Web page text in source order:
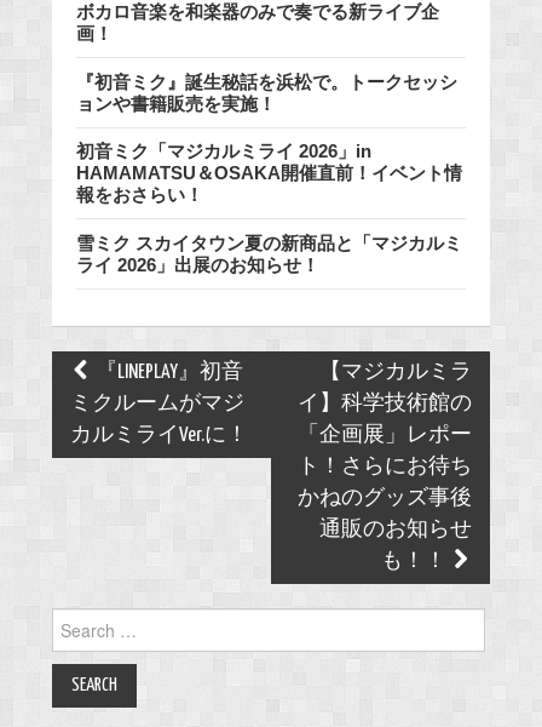
ボカロ音楽を和楽器のみで奏でる新ライブ企
画！
『初音ミク』誕生秘話を浜松で。トークセッシ
ョンや書籍販売を実施！
初音ミク「マジカルミライ 2026」in
HAMAMATSU＆OSAKA開催直前！イベント情
報をおさらい！
雪ミク スカイタウン夏の新商品と「マジカルミ
ライ 2026」出展のお知らせ！
Post
navigation
『LINEPLAY』初音
ミクルームがマジ
カルミライVer.に！
【マジカルミラ
イ】科学技術館の
「企画展」レポー
ト！さらにお待ち
かねのグッズ事後
通販のお知らせ
も！！
for: